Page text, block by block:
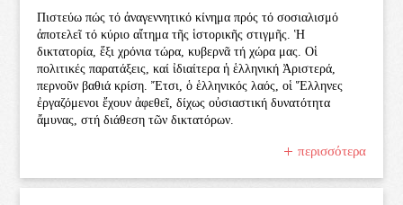
Πιστεύω πώς τό ἀναγεννητικό κίνημα πρός τό σοσιαλισμό
ἀποτελεῖ τό κύριο αἴτημα τῆς ἱστορικῆς στιγμῆς. Ἡ
δικτατορία, ἕξι χρόνια τώρα, κυβερνᾶ τή χώρα μας. Οἱ
πολιτικές παρατάξεις, καί ἰδιαίτερα ἡ ἑλληνική Ἀριστερά,
περνοῦν βαθιά κρίση. Ἔτσι, ὁ ἑλληνικός λαός, οἱ Ἕλληνες
ἐργαζόμενοι ἔχουν ἀφεθεῖ, δίχως οὐσιαστική δυνατότητα
ἄμυνας, στή διάθεση τῶν δικτατόρων.
περισσότερα